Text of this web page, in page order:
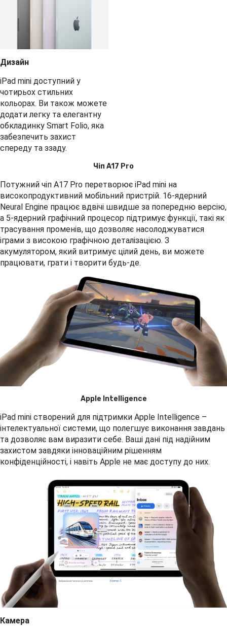
Дизайн
iPad mini доступний у
чотирьох стильних
кольорах. Ви також можете
додати легку та елегантну
обкладинку Smart Folio, яка
забезпечить захист
спереду та ззаду.
Чіп A17 Pro
Потужний чіп A17 Pro перетворює iPad mini на
високопродуктивний мобільний пристрій. 16-ядерний
Neural Engine працює вдвічі швидше за попередню версію,
а 5-ядерний графічний процесор підтримує функції, такі як
трасування променів, що дозволяє насолоджуватися
іграми з високою графічною деталізацією. З
акумулятором, який витримує цілий день, ви можете
працювати, грати і творити будь-де.
Apple Intelligence
iPad mini створений для підтримки Apple Intelligence –
інтелектуальної системи, що полегшує виконання завдань
та дозволяє вам виразити себе. Ваші дані під надійним
захистом завдяки інноваційним рішенням
конфіденційності, і навіть Apple не має доступу до них.
Камера